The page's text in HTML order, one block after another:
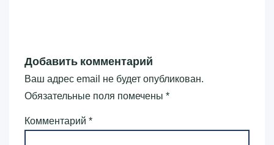
Добавить комментарий
Ваш адрес email не будет опубликован.
Обязательные поля помечены *
Комментарий *